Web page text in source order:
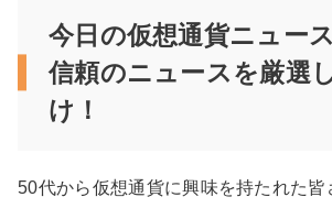
今日の仮想通貨ニュー
信頼のニュースを厳選
け！
50代から仮想通貨に興味を持たれた皆